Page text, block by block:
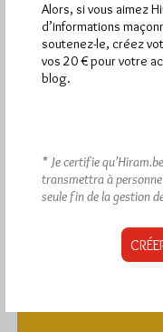
Alors, si vous aimez
d’informations
soutenez-le, créez
vos 20 € pour votre
blog.
* Je certifie
transmettra à personne
seule fin de la gestion